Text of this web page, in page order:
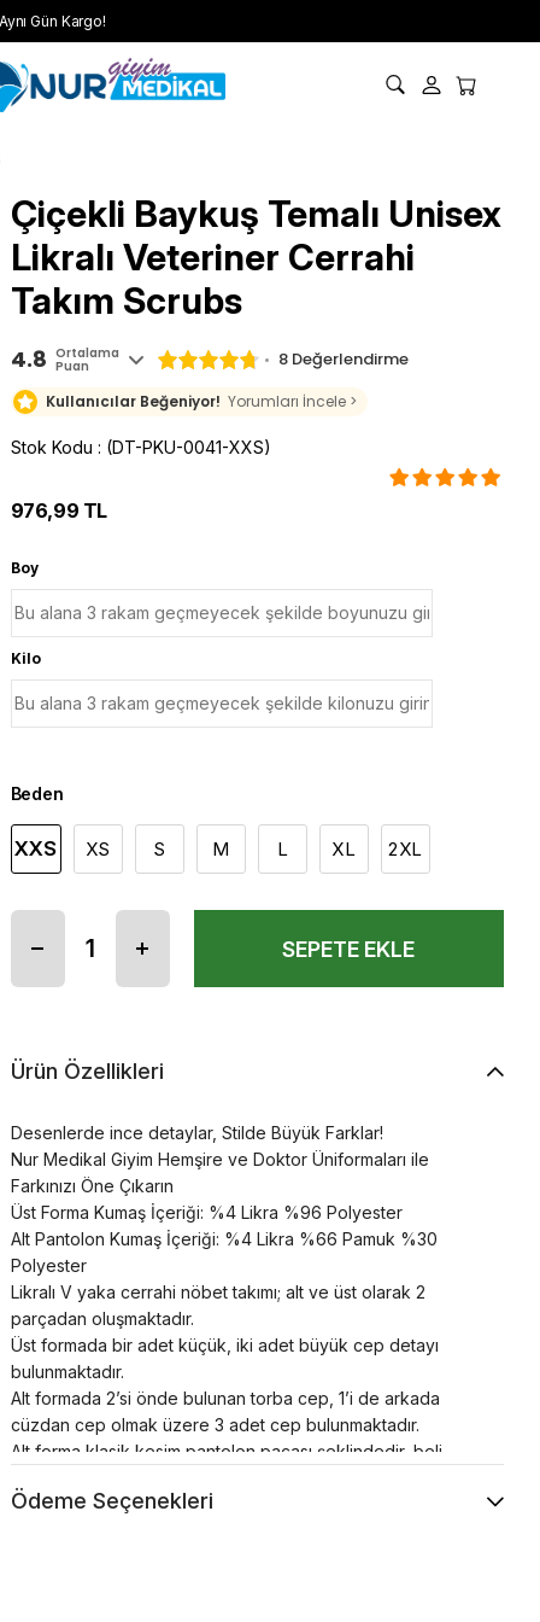
Gün Kargo!
Çiçekli Baykuş Temalı Unisex
Likralı Veteriner Cerrahi
Takım Scrubs
4.8 Ortalama
Puan 8 Değerlendirme
Kullanıcılar Beğeniyor! Yorumları İncele >
Stok Kodu (DT-PKU-0041-XXS)
976,99 TL
Boy
Kilo
Beden
XXS XS S M L XL 2XL
Ürün Özellikleri
Desenlerde ince detaylar, Stilde Büyük Farklar!
Nur Medikal Giyim Hemşire ve Doktor Üniformaları ile
Farkınızı Öne Çıkarın
Üst Forma Kumaş İçeriği: %4 Likra %96 Polyester
Alt Pantolon Kumaş İçeriği: %4 Likra %66 Pamuk %30
Polyester
Likralı V yaka cerrahi nöbet takımı; alt ve üst olarak 2
parçadan oluşmaktadır.
Üst formada bir adet küçük, iki adet büyük cep detayı
bulunmaktadır.
Alt formada 2’si önde bulunan torba cep, 1’i de arkada
cüzdan cep olmak üzere 3 adet cep bulunmaktadır.
Alt forma klasik kesim pantolon paçası şeklindedir, beli
Cerrahi takımlar unisex’dir.
Ödeme Seçenekleri